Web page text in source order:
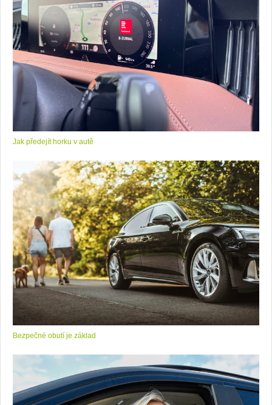
Jak předejít horku v autě
Bezpečné obutí je základ